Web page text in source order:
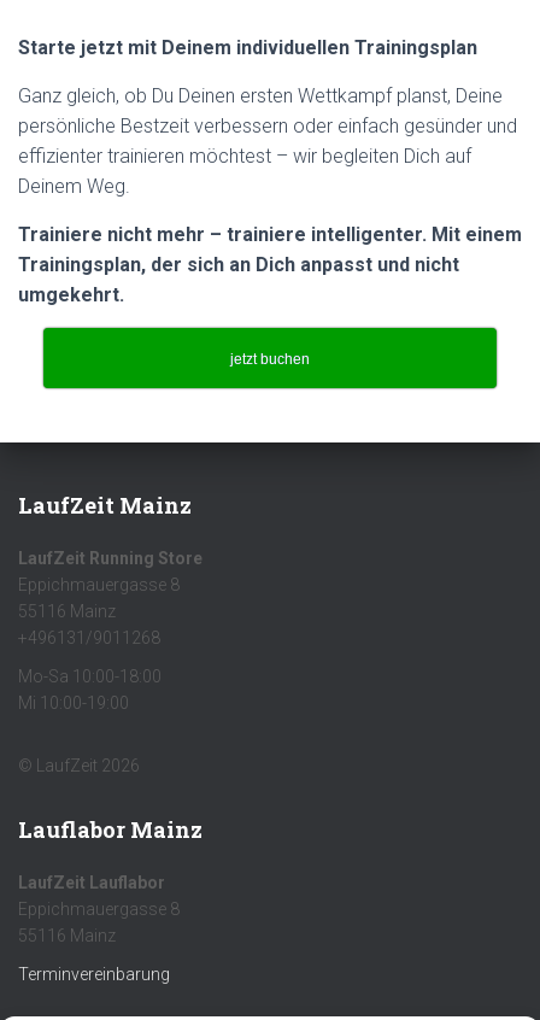
Starte jetzt mit Deinem individuellen Trainingsplan
Ganz gleich, ob Du Deinen ersten Wettkampf planst, Deine
persönliche Bestzeit verbessern oder einfach gesünder und
effizienter trainieren möchtest – wir begleiten Dich auf
Deinem Weg.
Trainiere nicht mehr – trainiere intelligenter. Mit einem
Trainingsplan, der sich an Dich anpasst und nicht
umgekehrt.
jetzt buchen
LaufZeit Mainz
LaufZeit Running Store
Eppichmauergasse 8
55116 Mainz
+496131/9011268
Mo-Sa 10:00-18:00
Mi 10:00-19:00
© LaufZeit 2026
Lauflabor Mainz
LaufZeit Lauflabor
Eppichmauergasse 8
55116 Mainz
Terminvereinbarung